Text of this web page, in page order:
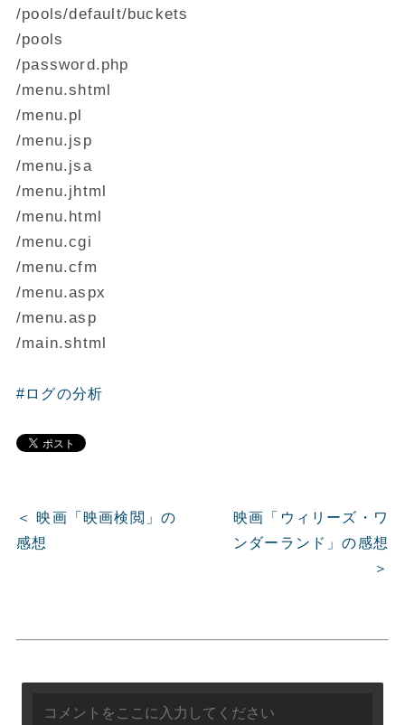
/pools/default/buckets
/pools
/password.php
/menu.shtml
/menu.pl
/menu.jsp
/menu.jsa
/menu.jhtml
/menu.html
/menu.cgi
/menu.cfm
/menu.aspx
/menu.asp
/main.shtml
#ログの分析
＜ 映画「映画検閲」の
感想
映画「ウィリーズ・ワ
ンダーランド」の感想
＞